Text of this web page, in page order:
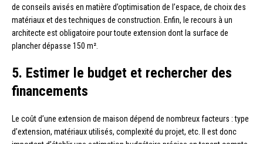
de conseils avisés en matière d’optimisation de l’espace, de choix des
matériaux et des techniques de construction. Enfin, le recours à un
architecte est obligatoire pour toute extension dont la surface de
plancher dépasse 150 m².
5. Estimer le budget et rechercher des
financements
Le coût d’une extension de maison dépend de nombreux facteurs : type
d’extension, matériaux utilisés, complexité du projet, etc. Il est donc